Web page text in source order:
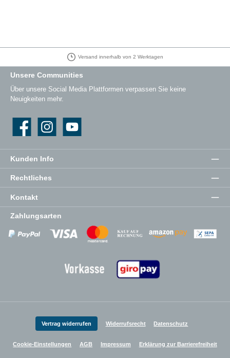
Versand innerhalb von 2 Werktagen
Kunden Info
Rechtliches
Kontakt
Unsere Communities
Über unsere Social Media Plattformen verpassen Sie keine
Neuigkeiten mehr.
Instagram YouTube
Zahlungsarten
Zahlungsanbieter Zahlungsanbieter
Zahlungsanbieter
Vertrag widerrufen Widerrufsrecht Datenschutz
Cookie-Einstellungen AGB Impressum Erklärung zur Barrierefreiheit